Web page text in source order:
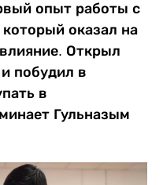
опыт работы с
оказал на
Открыл
побудил в
в
Гульназым